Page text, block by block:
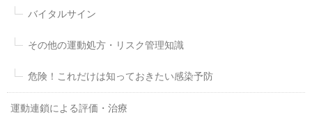
バイタルサイン
その他の運動処方・リスク管理知識
危険！これだけは知っておきたい感染予防
運動連鎖による評価・治療